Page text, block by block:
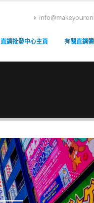
直銷批發中心主頁 有關直銷